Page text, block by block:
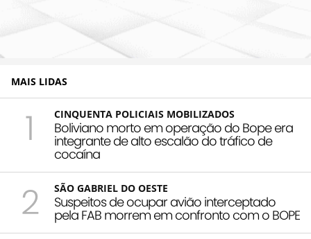
MAIS LIDAS
1 CINQUENTA POLICIAIS MOBILIZADOS
Boliviano morto em operação do Bope era
integrante de alto escalão do tráfico de
cocaína
2 SÃO GABRIEL DO OESTE
Suspeitos de ocupar avião interceptado
pela FAB morrem em confronto com o BOPE